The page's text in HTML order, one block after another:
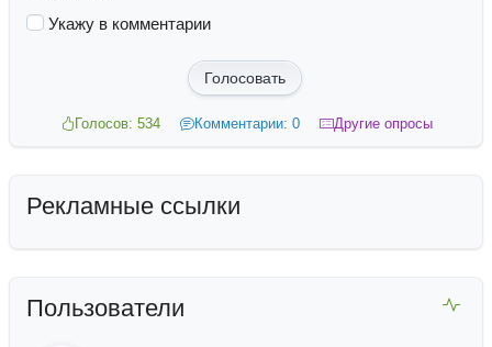
Укажу в комментарии
Голосовать
Голосов: 534 Комментарии: 0 Другие опросы
Рекламные ссылки
Пользователи